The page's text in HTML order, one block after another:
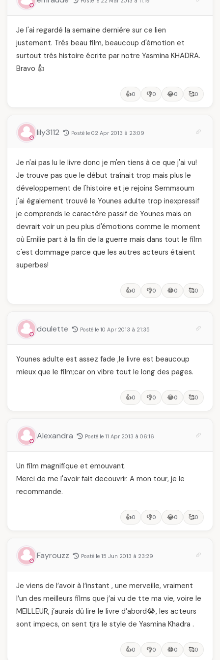
Je l'ai regardé la semaine derniére sur ce lien
justement. Trés beau film, beaucoup d'émotion et
surtout trés histoire écrite par notre Yasmina KHADRA.
Bravo 👍
👍0 👎0 😂0 🥰0
lily3112 Posté le 02 Apr 2013 à 23:09
Je n'ai pas lu le livre donc je m'en tiens à ce que j'ai vu!
Je trouve pas que le début traînait trop mais plus le
développement de l'histoire et je rejoins Semmsoum
j'ai également trouvé le Younes adulte trop inexpressif
je comprends le caractère passif de Younes mais on
devrait voir un peu plus d'émotions comme le moment
où Emilie part à la fin de la guerre mais dans tout le film
c'est dommage parce que les autres acteurs étaient
superbes!
👍0 👎0 😂0 🥰0
doulette Posté le 10 Apr 2013 à 21:35
Younes adulte est assez fade ,le livre est beaucoup
mieux que le film;car on vibre tout le long des pages.
👍0 👎0 😂0 🥰0
Alexandra Posté le 11 Apr 2013 à 06:16
Un film magnifique et emouvant.
Merci de me l'avoir fait decouvrir. A mon tour, je le
recommande.
👍0 👎0 😂0 🥰0
Fayrouzz Posté le 15 Jun 2013 à 23:29
Je viens de l’avoir à l’instant , une merveille, vraiment
l’un des meilleurs films que j’ai vu de tte ma vie, voire le
MEILLEUR, j’aurais dû lire le livre d’abord😭, les acteurs
sont impecs, on sent tjrs le style de Yasmina Khadra .
👍0 👎0 😂0 🥰0